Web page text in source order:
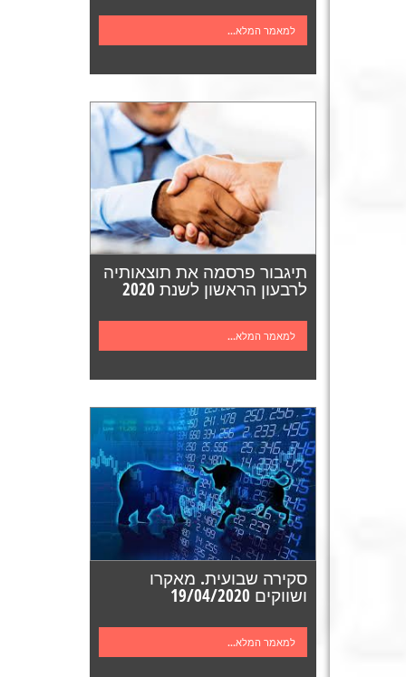
למאמר המלא...
תיגבור פרסמה את תוצאותיה
לרבעון הראשון לשנת 2020
למאמר המלא...
סקירה שבועית. מאקרו
ושווקים 19/04/2020
למאמר המלא...